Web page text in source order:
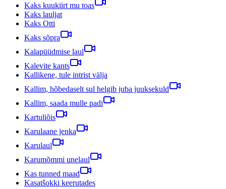
Kaks kuukiirt mu toas
Kaks lauljat
Kaks Otti
Kaks sõpra
Kalapüüdmise laul
Kalevite kants
Kallikene, tule intrist välja
Kallim, hõbedaselt sul helgib juba juuksekuld
Kallim, saada mulle padi
Kartuliõis
Karulaane jenka
Karulaul
Karumõmmi unelaul
Kas tunned maad
Kasatšokki keerutades